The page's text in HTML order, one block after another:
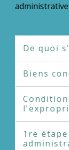
De quoi
Biens
1re